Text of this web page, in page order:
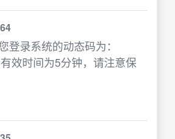
登录系统的动态码为：
效时间为5分钟，请注意保